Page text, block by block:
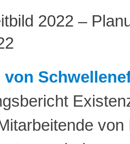
2022 –
von
von